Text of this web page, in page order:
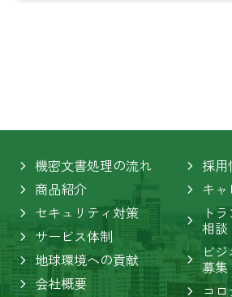
機密文書処理の流れ
商品紹介
セキュリティ対策
サービス体制
地球環境への貢献
会社概要
採
キャ
ト
相談
ビ
募集
コ